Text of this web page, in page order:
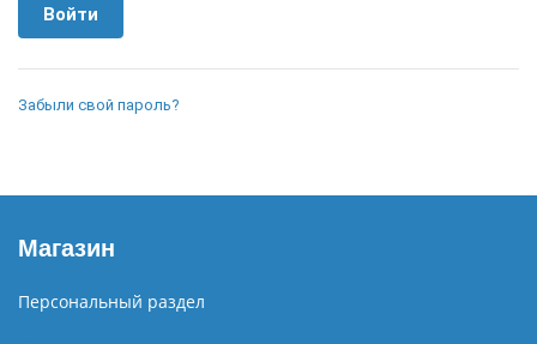
Забыли свой пароль?
Магазин
Персональный раздел